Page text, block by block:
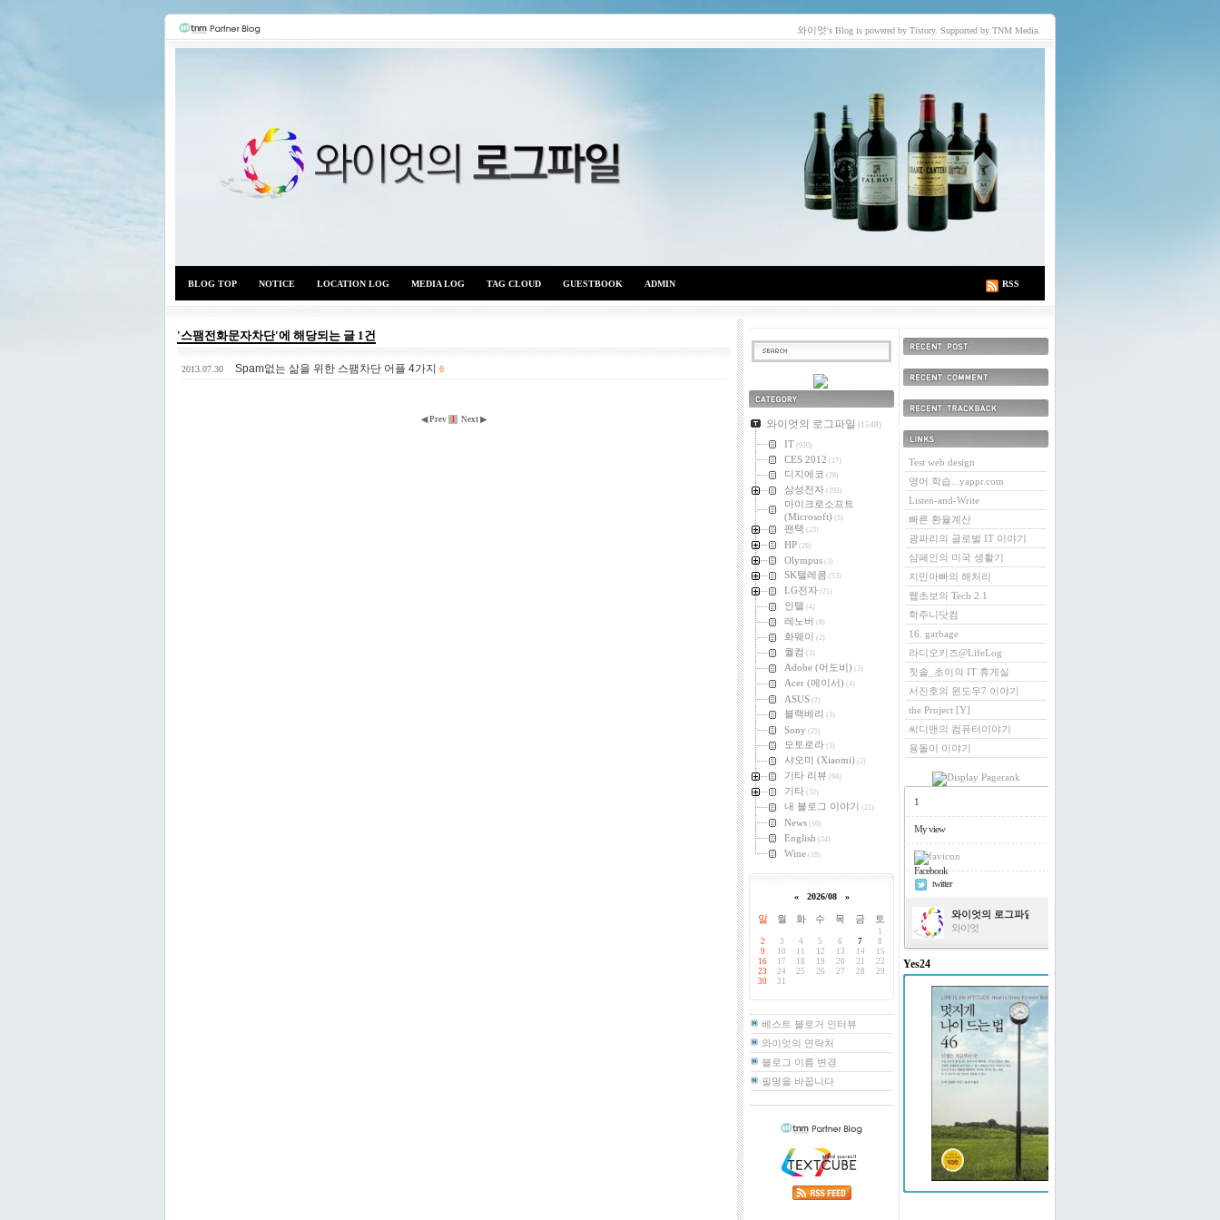
와이엇's Blog is powered by Tistory. Supported by TNM Media.
BLOG TOP NOTICE LOCATION LOG MEDIA LOG TAG CLOUD GUESTBOOK ADMIN RSS
'스팸전화문자차단'에 해당되는 글 1건
2013.07.30 Spam없는 삶을 위한 스팸차단 어플 4가지 6
◀ Prev 1 Next ▶ 카테고리
와이엇의 로그파일 (1548)
IT (910)
CES 2012 (17)
디지에코 (28)
삼성전자 (191)
마이크로소프트
(Microsoft) (5)
팬택 (23)
HP (28)
Olympus (3)
SK텔레콤 (53)
LG전자 (21)
인텔 (4)
레노버 (8)
화웨이 (2)
퀄컴 (3)
Adobe (어도비) (3)
Acer (에이서) (4)
ASUS (2)
블랙베리 (3)
Sony (25)
모토로라 (3)
샤오미 (Xiaomi) (2)
기타 리뷰 (94)
기타 (32)
내 블로그 이야기 (21)
News (16)
English (24)
Wine (19)
« 2026/08 »
일 월 화 수 목 금 토
1
2
3 4 5 6 7
8
9
10 11 12 13 14
15
16
17 18 19 20 21
22
23
24 25 26 27 28
29
30
31
베스트 블로거 인터뷰
와이엇의 연락처
블로그 이름 변경
필명을 바꿉니다
링크
Test web design
영어 학습...yappr.com
Listen-and-Write
빠른 환율계산
광파리의 글로벌 IT 이야기
샴페인의 미국 생활기
지민아빠의 해처리
웹초보의 Tech 2.1
학주니닷컴
16. garbage
라디오키즈@LifeLog
칫솔_초이의 IT 휴게실
서진호의 윈도우7 이야기
the Project [Y]
씨디맨의 컴퓨터이야기
용돌이 이야기
1
My view
Facebook
twitter
와이엇의 로그파일
와이엇
Yes24